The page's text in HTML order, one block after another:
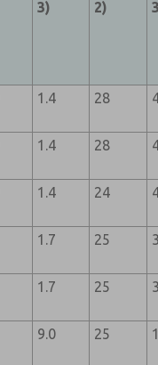
3) 2)
1.4 28
1.4 28
1.4 24
1.7 25
1.7 25
9.0 25